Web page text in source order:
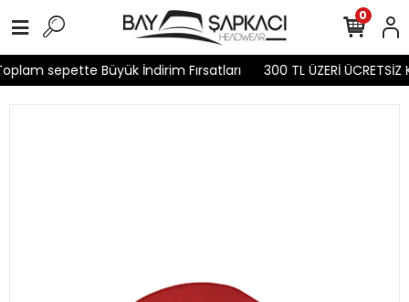
sepette Büyük İndirim Fırsatları 300 TL ÜZERİ ÜCRETSİZ
0